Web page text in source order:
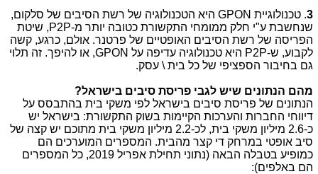
3. טכנולוגיית GPON היא הטכנולוגיה של רשת הסיבים של סלקום,
שנחשבת ע"י חלק ממומחי התקשורת כטובה יותר מ-P2P, שיטת
הפריסה של רשת הסיבים האופטיים של פרטנר. אולם, כרגע, קשה
לקבוע, ש-P2P היא טכנולוגיה עדיפה על GPON, או להיפך. זה תלוי
גם בחיבור הספציפי של כל בית \ עסק.
מהם הנתונים שיש לגבי פריסת סיבים בישראל?
הנתונים של פריסת סיבים בישראל לפי משקי בית בהתבסס על
דיווחי החברות והערכות הקיימות בשוק התקשורת: בישראל יש
כ-2.6 מיליון משקי בית, לכ-2.2 מיליון משקי בית מתוכם יש קצה של
סיב אופטי במרחק די קצר מהבית. המספרים המוערכים הם
כמופיע בטבלה הבאה (נתוני תחילת אפריל 2019, כל המספרים
הם באלפים):